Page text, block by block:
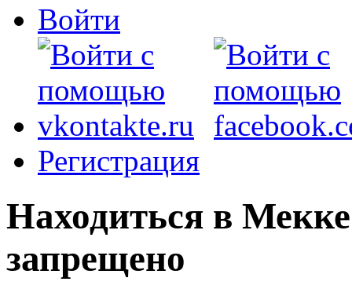
Войти
Регистрация
Находиться в
запрещено